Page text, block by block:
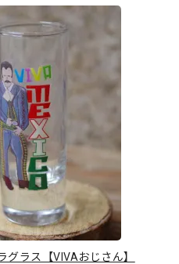
ラス【VIVAおじさん】